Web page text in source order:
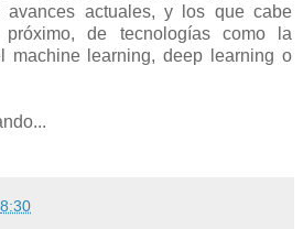
avances actuales, y los que cabe
de tecnologías como la
machine learning, deep learning o
8:30